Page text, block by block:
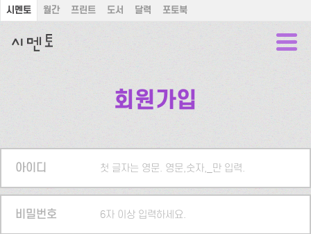
시멘토 월간 프린트 도서 달력 포토북
회원가입
아이디 첫 글자는 영문. 영문,숫자,_만 입력.
비밀번호 6자 이상 입력하세요.